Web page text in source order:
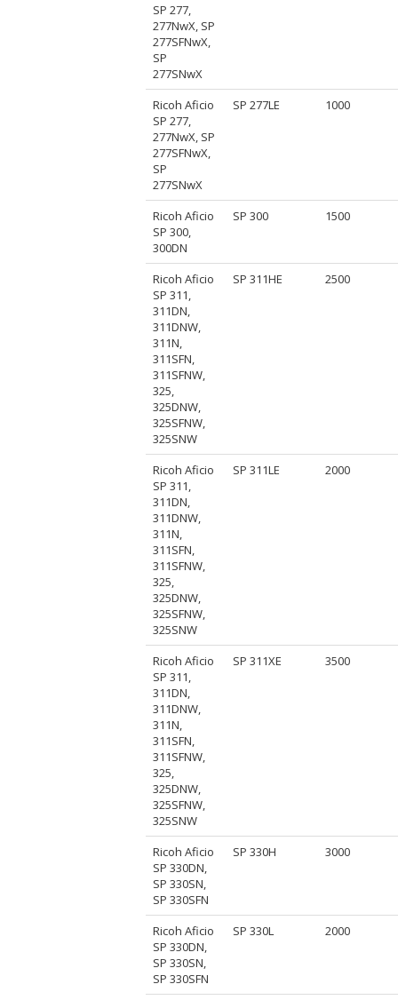
SP 277,
277NwX, SP
277SFNwX,
SP
277SNwX
Ricoh Aficio
SP 277,
277NwX, SP
277SFNwX,
SP
277SNwX
SP 277LE 1000
Ricoh Aficio
SP 300,
300DN
SP 300 1500
Ricoh Aficio
SP 311,
311DN,
311DNW,
311N,
311SFN,
311SFNW,
325,
325DNW,
325SFNW,
325SNW
SP 311HE 2500
Ricoh Aficio
SP 311,
311DN,
311DNW,
311N,
311SFN,
311SFNW,
325,
325DNW,
325SFNW,
325SNW
SP 311LE 2000
Ricoh Aficio
SP 311,
311DN,
311DNW,
311N,
311SFN,
311SFNW,
325,
325DNW,
325SFNW,
325SNW
SP 311XE 3500
Ricoh Aficio
SP 330DN,
SP 330SN,
SP 330SFN
SP 330H 3000
Ricoh Aficio
SP 330DN,
SP 330SN,
SP 330SFN
SP 330L 2000